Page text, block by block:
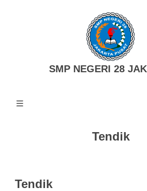
SMP NEGERI 28
Tendik
Tendik